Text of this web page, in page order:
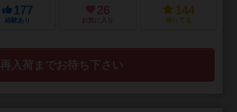
177
経験あり
26
お気に入り
144
持ってる
再入荷までお待ち下さい